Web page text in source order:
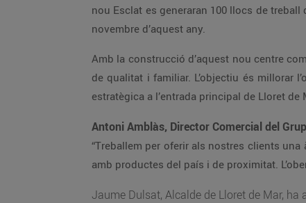
nou Esclat es generaran 100 llocs de
novembre d’aquest any.
Amb la construcció d’aquest nou centre
de qualitat i familiar. L’objectiu és millorar
estratègica a l’entrada principal de Lloret de
Antoni Amblàs, Director Comercial del
“Treballem per oferir als nostres clients
amb productes del país i de proximitat.
Jaume Dulsat, Alcalde de Lloret de Mar, ha